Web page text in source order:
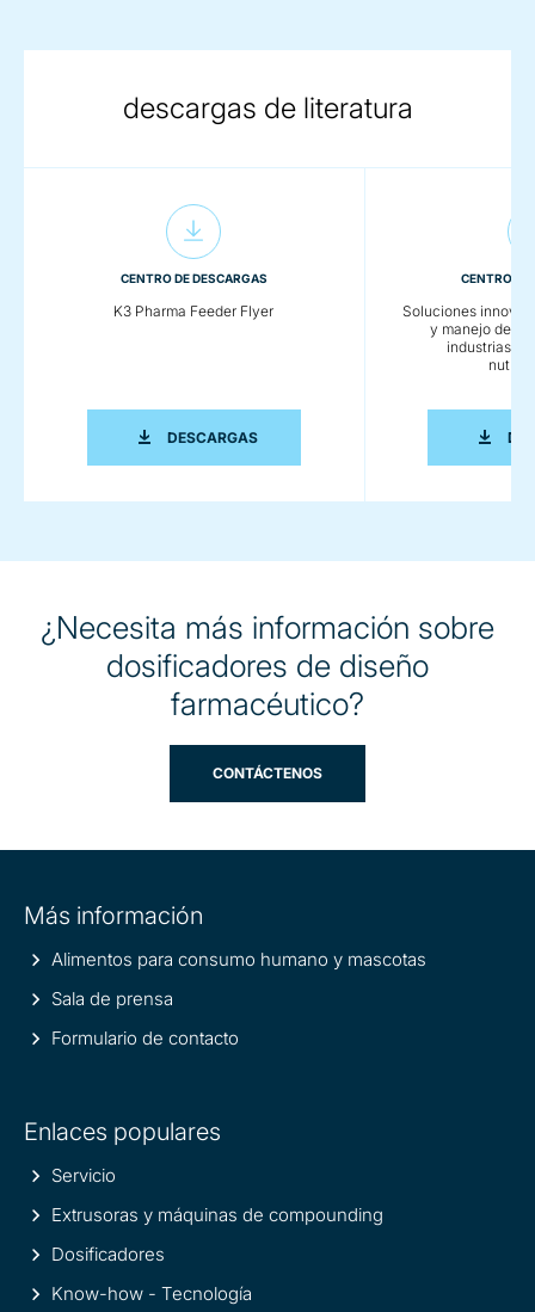
descargas de literatura
CENTRO DE DESCARGAS
K3 Pharma Feeder Flyer
DESCARGASK3 PHARMA FEEDER FLYER
CENTRO DE
Soluciones
y manejo de
industrias
¿Necesita más información sobre
dosificadores de diseño
farmacéutico?
CONTÁCTENOS
information
Más información
Alimentos para consumo humano y mascotas
Sala de prensa
Formulario de contacto
Enlaces populares
Servicio
Extrusoras y máquinas de compounding
Dosificadores
Know-how - Tecnología